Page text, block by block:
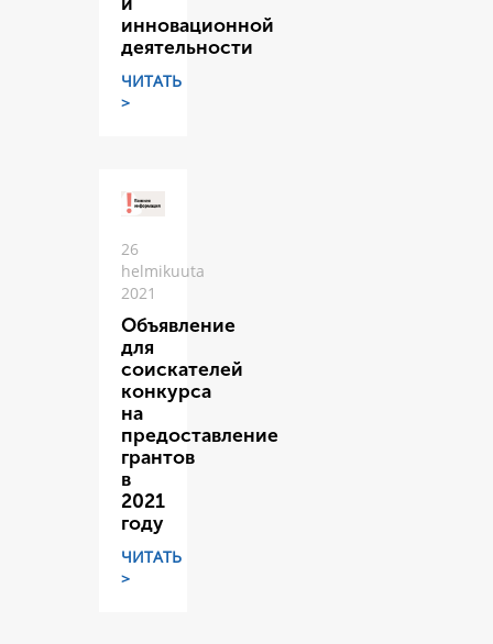
инновационной
деятельности
ЧИТАТЬ
>
26
helmikuuta
2021
Объявление
для
соискателей
конкурса
на
предоставление
грантов
в
2021
году
ЧИТАТЬ
>